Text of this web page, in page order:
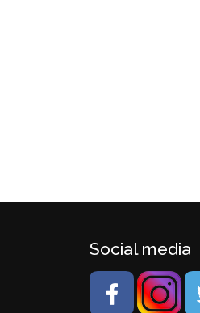
Social media